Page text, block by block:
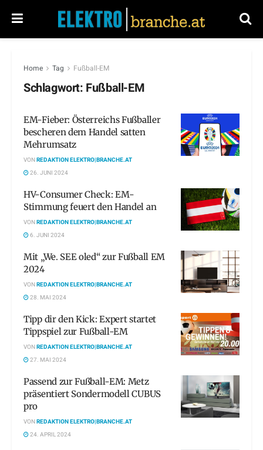
Home Tag Fußball-EM
Schlagwort: Fußball-EM
EM-Fieber: Österreichs Fußballer
bescheren dem Handel satten
Mehrumsatz
VONREDAKTION ELEKTRO|BRANCHE.AT
26. JUNI 2024
HV-Consumer Check: EM-
Stimmung feuert den Handel an
VONREDAKTION ELEKTRO|BRANCHE.AT
6. JUNI 2024
Mit „We. SEE oled“ zur Fußball EM
2024
VONREDAKTION ELEKTRO|BRANCHE.AT
28. MAI 2024
Tipp dir den Kick: Expert startet
Tippspiel zur Fußball-EM
VONREDAKTION ELEKTRO|BRANCHE.AT
27. MAI 2024
Passend zur Fußball-EM: Metz
präsentiert Sondermodell CUBUS
pro
VONREDAKTION ELEKTRO|BRANCHE.AT
24. APRIL 2024